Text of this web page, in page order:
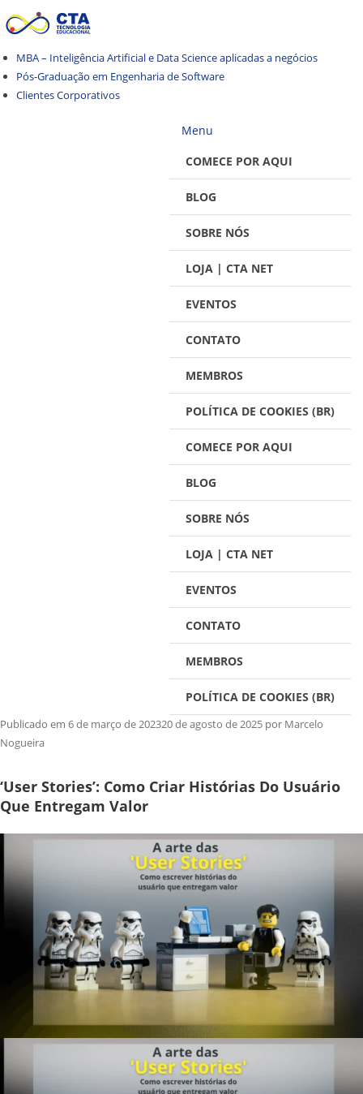
para
para
conteúdo
MBA – Inteligência Artificial e Data Science aplicadas a negócios
Pós-Graduação em Engenharia de Software
Clientes Corporativos
Menu
COMECE POR AQUI
BLOG
SOBRE NÓS
LOJA | CTA NET
EVENTOS
CONTATO
MEMBROS
POLÍTICA DE COOKIES (BR)
COMECE POR AQUI
BLOG
SOBRE NÓS
LOJA | CTA NET
EVENTOS
CONTATO
MEMBROS
POLÍTICA DE COOKIES (BR)
Publicado em 6 de março de 202320 de agosto de 2025 por Marcelo
Nogueira
‘User Stories’: Como Criar Histórias Do Usuário
Que Entregam Valor